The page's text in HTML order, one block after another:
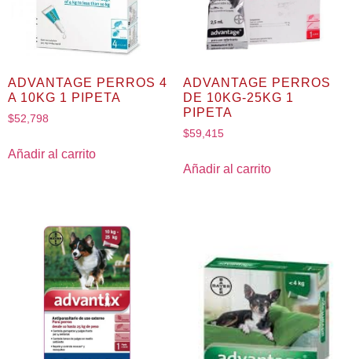
ADVANTAGE PERROS 4
A 10KG 1 PIPETA
$52,798
Añadir al carrito
ADVANTAGE PERROS
DE 10KG-25KG 1
PIPETA
$59,415
Añadir al carrito